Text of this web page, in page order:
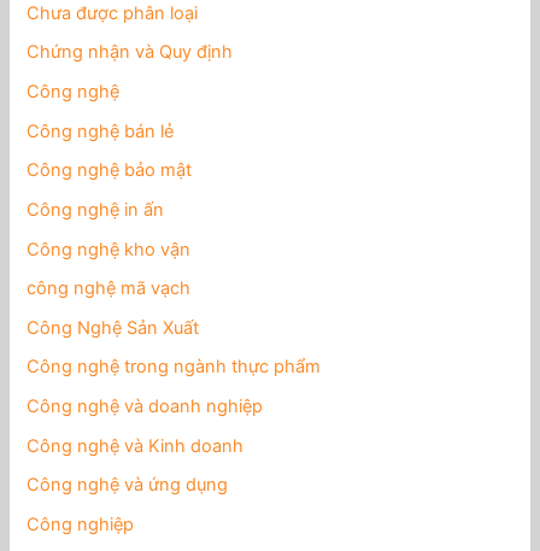
Chưa được phân loại
Chứng nhận và Quy định
Công nghệ
Công nghệ bán lẻ
Công nghệ bảo mật
Công nghệ in ấn
Công nghệ kho vận
công nghệ mã vạch
Công Nghệ Sản Xuất
Công nghệ trong ngành thực phẩm
Công nghệ và doanh nghiệp
Công nghệ và Kinh doanh
Công nghệ và ứng dụng
Công nghiệp